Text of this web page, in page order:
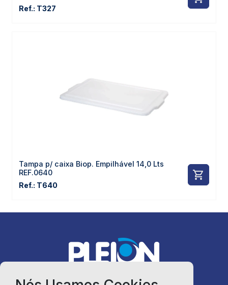
Ref.: T327
Tampa p/ caixa Biop. Empilhável 14,0 Lts
REF.0640
Ref.: T640